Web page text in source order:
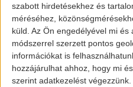
szabott hirdetésekhez és
méréséhez,
küld. Az Ön engedélyével mi és
módszerrel szerzett pontos
információkat is
hozzájárulhat ahhoz, hogy mi
szerint adatkezelést
Viszonylag
egy olyan modellről,
Tesla-hoz tartozik.
Roadster 2-ről
kétszemélyes